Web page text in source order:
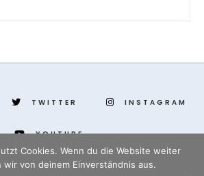
TWITTER INSTAGRAM
YOUTUBE
Cookies. Wenn du die Website weiter
von deinem Einverständnis aus.